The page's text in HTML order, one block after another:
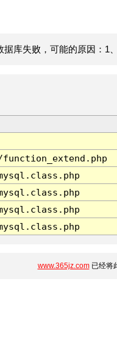
库失败，可能的原因：1
www.365jz.com已经将